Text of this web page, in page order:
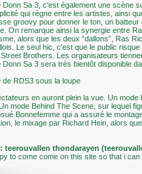
Donn Sa 3, c'est également une scène
qui règne entre les artistes, ainsi
groovy pour donner le ton, un
On remarque ainsi la synergie entre
alors que les deux “dallons”, Ras
Le seul hic, c'est que le public
Brothers. Les organisateurs
Donn Sa 3 sera très bientôt disponible
de RDS3 sous la loupe
en auront plein la vue. Un
mode Behind The Scene, sur lequel
Bonnefemme qui a assuré le
le mixage par Richard Hein, alors
teerouvallen thondarayen
to come come on this site so that i